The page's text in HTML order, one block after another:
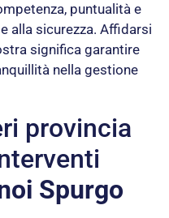
puntualità e
alla sicurezza. Affidarsi
significa garantire
nella gestione
provincia
Spurgo